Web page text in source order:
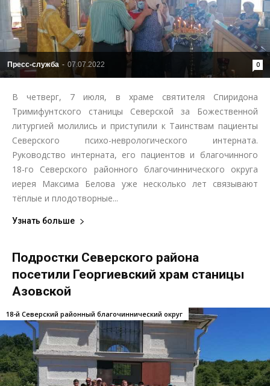
Пресс-служба - 07.07.2022 0
В четверг, 7 июля, в храме святителя Спиридона
Тримифунтского станицы Северской за Божественной
литургией молились и приступили к Таинствам пациенты
Северского психо-неврологического интерната.
Руководство интерната, его пациентов и благочинного
18-го Северского районного благочиннического округа
иерея Максима Белова уже несколько лет связывают
тёплые и плодотворные...
Узнать больше
Подростки Северского района
посетили Георгиевский храм станицы
Азовской
18-й Северский районный благочиннический округ